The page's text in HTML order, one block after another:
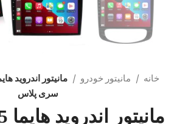
خانه مانیتور خودرو
سری پلاس